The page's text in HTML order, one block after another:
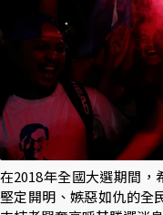
在2018年全國大選期間
堅定開明、嫉惡如仇的全